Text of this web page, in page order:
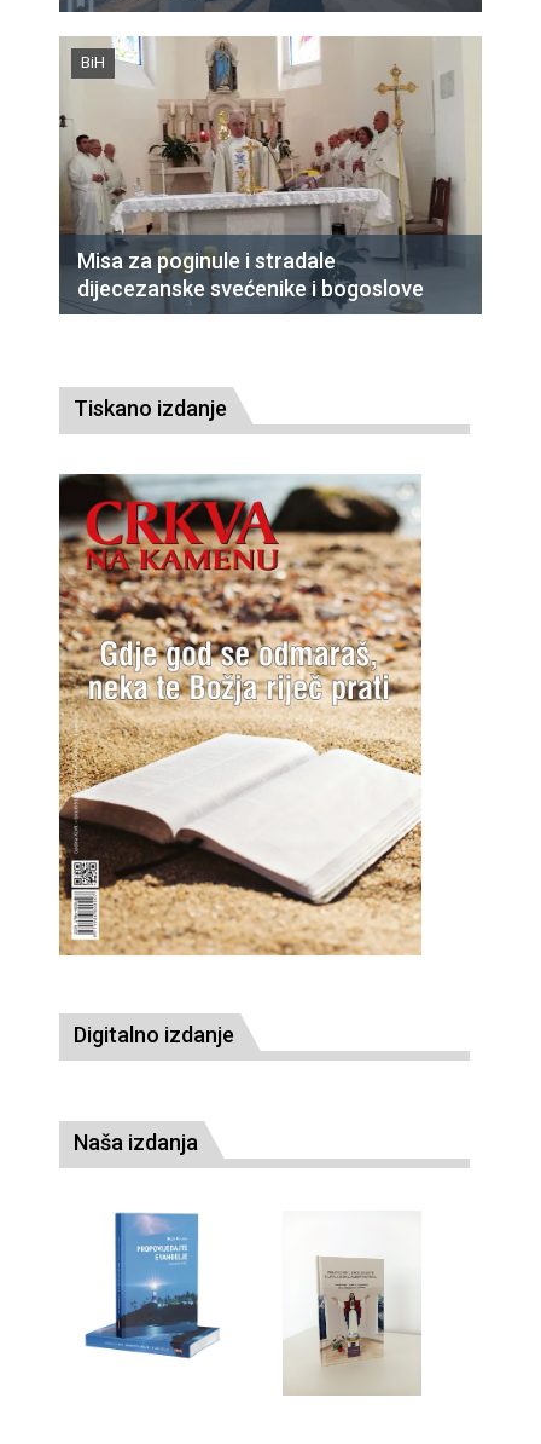
BiH
Misa za poginule i stradale
dijecezanske svećenike i bogoslove
Tiskano izdanje
Digitalno izdanje
Naša izdanja